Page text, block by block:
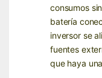
consumos
batería
inversor se
fuentes
que haya